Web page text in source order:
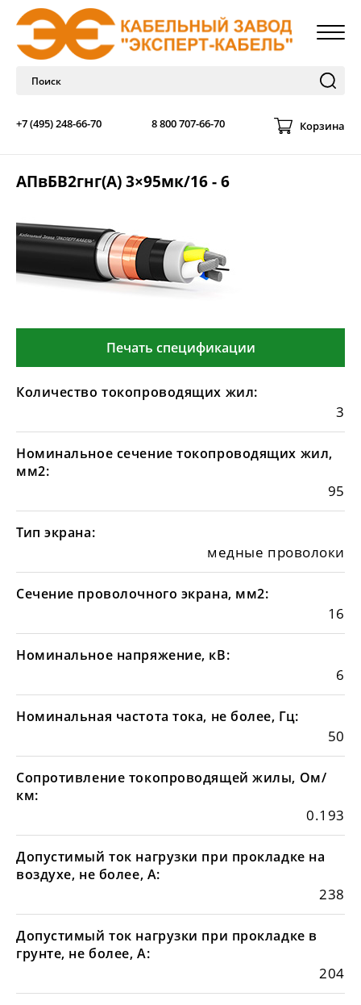
+7 (495) 248-66-70 8 800 707-66-70 Корзина
АПвБВ2гнг(А) 3×95мк/16 - 6
Печать спецификации
Количество токопроводящих жил:
3
Номинальное сечение токопроводящих жил,
мм2:
95
Тип экрана:
медные проволоки
Сечение проволочного экрана, мм2:
16
Номинальное напряжение, кВ:
6
Номинальная частота тока, не более, Гц:
50
Сопротивление токопроводящей жилы, Ом/
км:
0.193
Допустимый ток нагрузки при прокладке на
воздухе, не более, А:
238
Допустимый ток нагрузки при прокладке в
грунте, не более, А:
204